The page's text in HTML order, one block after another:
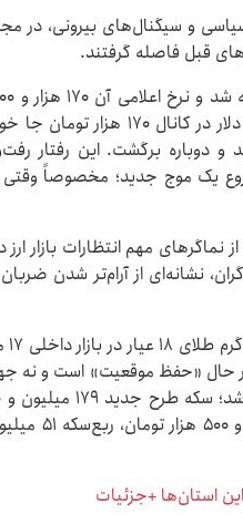
و سیگنال‌های بیرونی، در
قبل فاصله گرفتند.
ثبت شد؛ سطحی که ادامه همان فضای دیروز است. دیروز هم دلار در
هزار تومان سرک کشید و دوباره برگشت. این
یک موج جدید؛ مخصوصاً
و ۹۹ تومان به‌عنوان یکی از نماگرهای مهم انتظارات
نشانه‌ای از آرام‌تر شدن
در حال «حفظ موقعیت» است و نه
استان‌ها +جزئیات